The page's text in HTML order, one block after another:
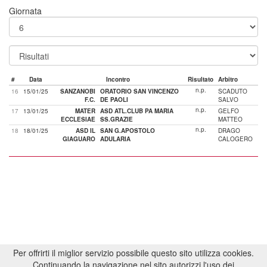
Giornata
# Data Incontro Risultato Arbitro
16
15/01/25
SANZANOBI
F.C.
ORATORIO SAN VINCENZO
DE PAOLI
n.p.
SCADUTO
SALVO
17
13/01/25
MATER
ECCLESIAE
ASD ATL.CLUB PA MARIA
SS.GRAZIE
n.p.
GELFO
MATTEO
18
18/01/25
ASD IL
GIAGUARO
SAN G.APOSTOLO
ADULARIA
n.p.
DRAGO
CALOGERO
Per offrirti il miglior servizio possibile questo sito utilizza cookies.
Continuando la navigazione nel sito autorizzi l'uso dei